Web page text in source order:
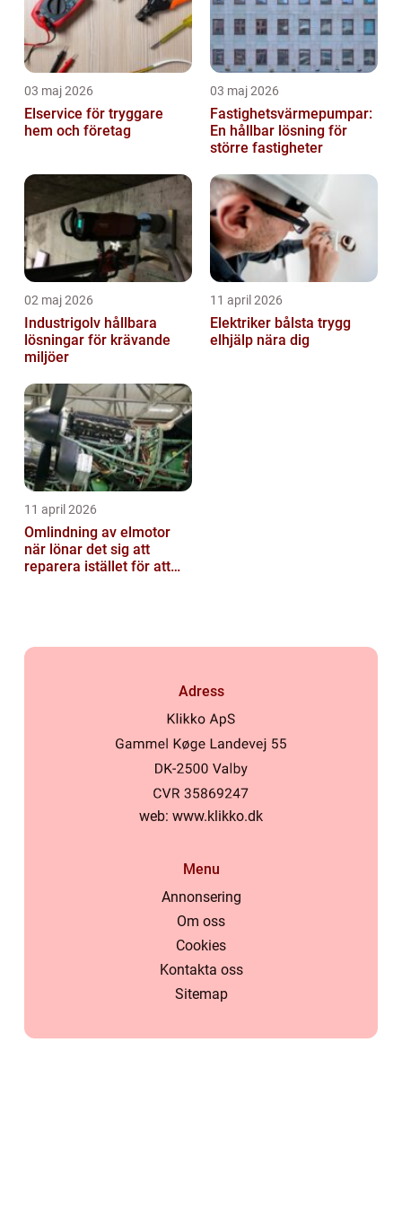
03 maj 2026
Elservice för tryggare
hem och företag
03 maj 2026
Fastighetsvärmepumpar:
En hållbar lösning för
större fastigheter
02 maj 2026
Industrigolv hållbara
lösningar för krävande
miljöer
11 april 2026
Elektriker bålsta trygg
elhjälp nära dig
11 april 2026
Omlindning av elmotor
när lönar det sig att
reparera istället för att
Adress
web: www.klikko.dk
Menu
Annonsering
Om oss
Cookies
Kontakta oss
Sitemap